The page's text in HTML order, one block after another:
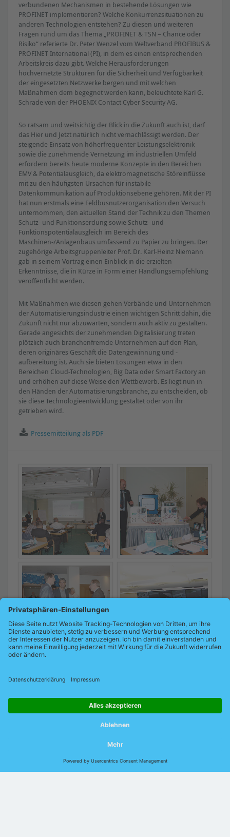
verbundenen Mechanismen in bestehende Lösungen wie
PROFINET implementieren? Welche Konkurrenzsituationen zu
anderen Technologien entstehen? Zu diesen und weiteren
Fragen rund um das Thema „PROFINET & TSN – Chance oder
Risiko“ referierte Dr. Peter Wenzel vom Weltverband PROFIBUS &
PROFINET International (PI), in dem es einen entsprechenden
Arbeitskreis dazu gibt. Welche Herausforderungen
hochvernetzte Strukturen für die Sicherheit und Verfügbarkeit
der eingesetzten Netzwerke bergen und mit welchen
Maßnahmen dem begegnet werden kann, beleuchtete Karl G.
Schrade von der PHOENIX Contact Cyber Security AG.
So ratsam und weitsichtig der Blick in die Zukunft auch ist, darf
das Hier und Jetzt natürlich nicht vernachlässigt werden. Der
steigende Einsatz von höherfrequenter Leistungselektronik
sowie die zunehmende Vernetzung im industriellen Umfeld
erfordern bereits heute moderne Konzepte in den Bereichen
EMV & Potentialausgleich, da elektromagnetische Störeinflüsse
mit zu den häufigsten Ursachen für instabile
Datenkommunikation auf Produktionsebene gehören. Mit der PI
hat nun erstmals eine Feldbusnutzerorganisation den Versuch
unternommen, den aktuellen Stand der Technik zu den Themen
Schutz- und Funktionserdung sowie Schutz- und
Funktionspotentialausgleich im Bereich des
Maschinen-/Anlagenbaus umfassend zu Papier zu bringen. Der
zugehörige Arbeitsgruppenleiter Prof. Dr. Karl-Heinz Niemann
gab in seinem Vortrag einen Einblick in die erzielten
Erkenntnisse, die in Kürze in Form einer Handlungsempfehlung
veröffentlicht werden.
Mit Maßnahmen wie diesen gehen Verbände und Unternehmen
der Automatisierungsindustrie einen wichtigen Schritt dahin, die
Zukunft nicht nur abzuwarten, sondern auch aktiv zu gestalten.
Gerade angesichts der zunehmenden Digitalisierung treten
plötzlich auch branchenfremde Unternehmen auf den Plan,
deren originäres Geschäft die Datengewinnung und -
aufbereitung ist. Auch sie bieten Lösungen etwa in den
Bereichen Cloud-Technologien, Big Data oder Smart Factory an
und erhöhen auf diese Weise den Wettbewerb. Es liegt nun in
den Händen der Automatisierungsbranche, zu entscheiden, ob
sie diese Technologieentwicklung gestaltet oder von ihr
getrieben wird.
Pressemitteilung als PDF